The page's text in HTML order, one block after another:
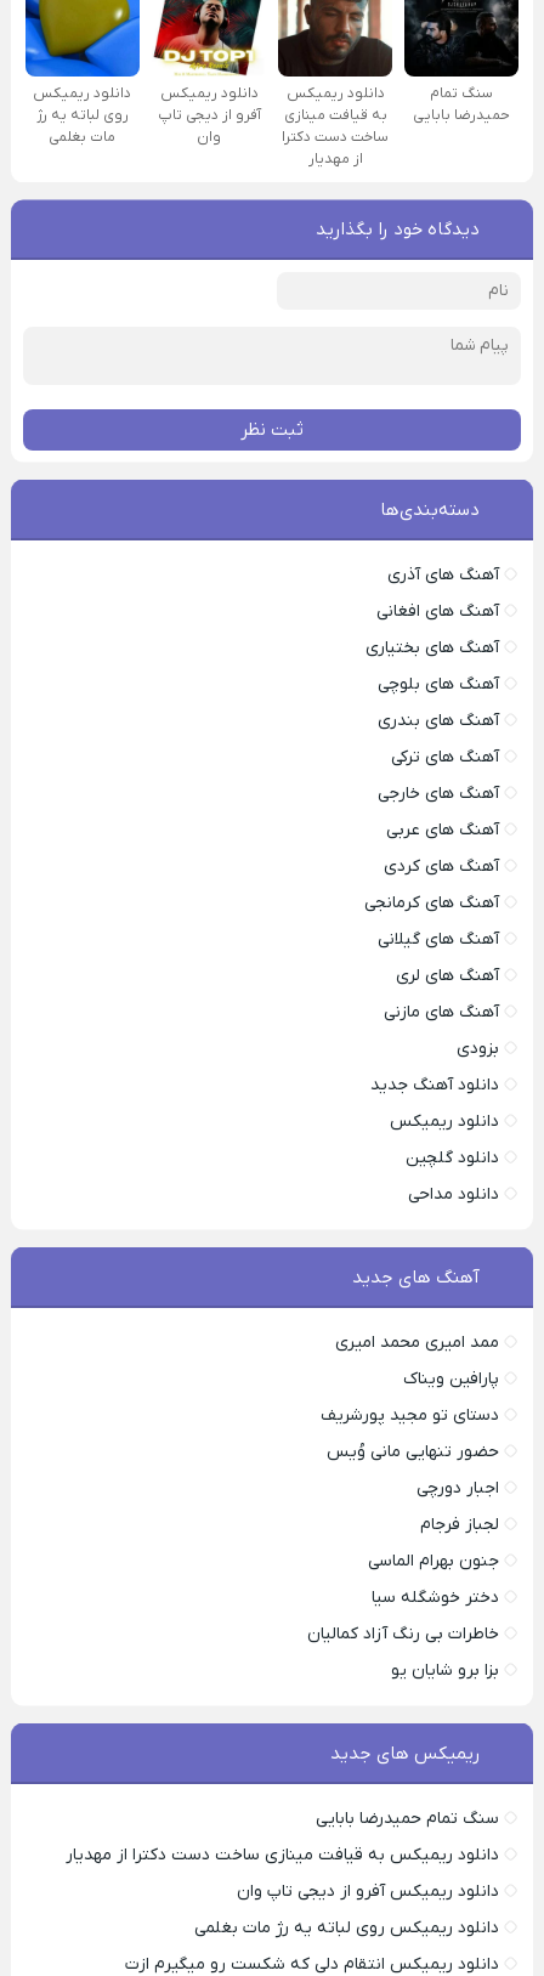
سنگ تمام
حمیدرضا بابایی
دانلود ریمیکس
به قیافت مینازی
ساخت دست دکترا
از مهدیار
دانلود ریمیکس
آفرو از ديجی تاپ
وان
دانلود ریمیکس
روی لباته یه رژ
مات بغلمی
دیدگاه خود را بگذارید
ثبت نظر
دسته‌بندی‌ها
آهنگ های آذری
آهنگ های افغانی
آهنگ های بختیاری
آهنگ های بلوچی
آهنگ های بندری
آهنگ های ترکی
آهنگ های خارجی
آهنگ های عربی
آهنگ های کردی
آهنگ های کرمانجی
آهنگ های گیلانی
آهنگ های لری
آهنگ های مازنی
بزودی
دانلود آهنگ جدید
دانلود ریمیکس
دانلود گلچین
دانلود مداحی
آهنگ های جدید
ممد امیری محمد امیری
پارافین ویناک
دستای تو مجید پورشریف
حضور تنهایی مانی وُیس
اجبار دورچی
لجباز فرجام
جنون بهرام الماسی
دختر خوشگله سیا
خاطرات بی رنگ آزاد کمالیان
بزا برو شایان یو
ریمیکس های جدید
سنگ تمام حمیدرضا بابایی
دانلود ریمیکس به قیافت مینازی ساخت دست دکترا از مهدیار
دانلود ریمیکس آفرو از ديجی تاپ وان
دانلود ریمیکس روی لباته یه رژ مات بغلمی
دانلود ریمیکس انتقام دلی که شکست رو میگیرم ازت